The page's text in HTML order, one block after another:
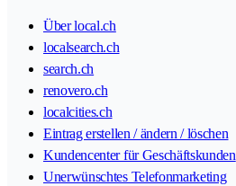
Über local.ch
localsearch.ch
search.ch
renovero.ch
localcities.ch
Eintrag erstellen / ändern / löschen
Kundencenter für Geschäftskunden
Unerwünschtes Telefonmarketing